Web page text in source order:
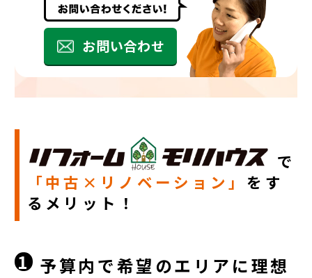
お問い合わせ
で
「中古×リノベーション」 をす
るメリット！
1 予算内で希望のエリアに理想